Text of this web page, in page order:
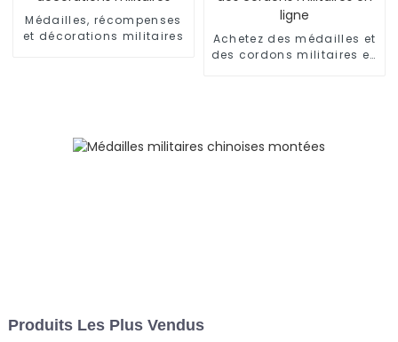
Médailles, récompenses
et décorations militaires
Achetez des médailles et
des cordons militaires en
Produits Les Plus Vendus